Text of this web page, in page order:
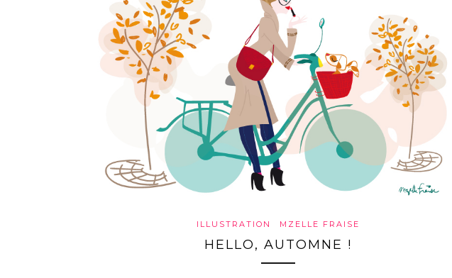
ILLUSTRATION MZELLE FRAISE
HELLO, AUTOMNE !